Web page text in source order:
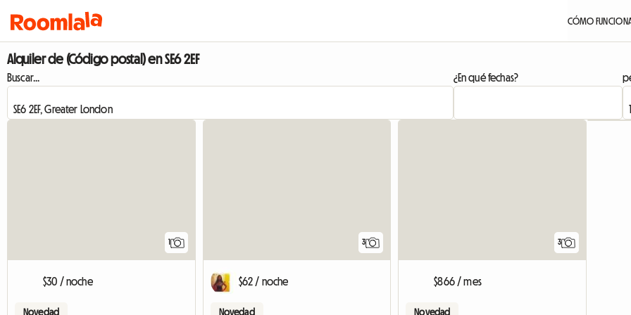
CÓMO
Alquiler de (Código postal) en SE6 2EF
Buscar... ¿En qué fechas?
1
$30 / noche
Novedad
3
$62 / noche
Novedad
3
$866 / mes
Novedad